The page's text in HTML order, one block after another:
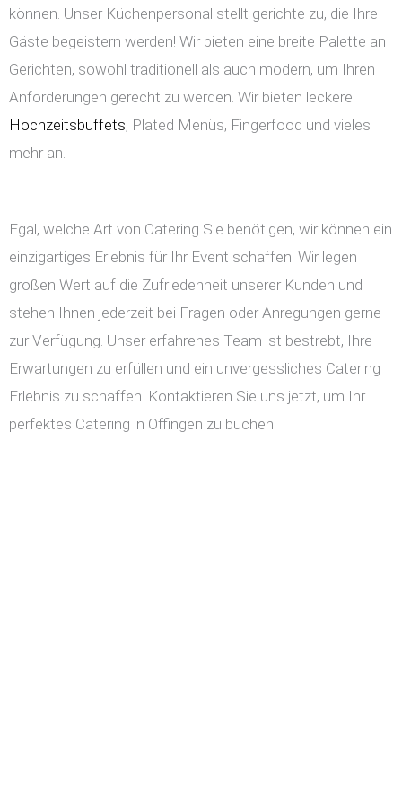
können. Unser Küchenpersonal stellt gerichte zu, die Ihre
Gäste begeistern werden! Wir bieten eine breite Palette an
Gerichten, sowohl traditionell als auch modern, um Ihren
Anforderungen gerecht zu werden. Wir bieten leckere
Hochzeitsbuffets, Plated Menüs, Fingerfood und vieles
mehr an.
Egal, welche Art von Catering Sie benötigen, wir können ein
einzigartiges Erlebnis für Ihr Event schaffen. Wir legen
großen Wert auf die Zufriedenheit unserer Kunden und
stehen Ihnen jederzeit bei Fragen oder Anregungen gerne
zur Verfügung. Unser erfahrenes Team ist bestrebt, Ihre
Erwartungen zu erfüllen und ein unvergessliches Catering
Erlebnis zu schaffen. Kontaktieren Sie uns jetzt, um Ihr
perfektes Catering in Offingen zu buchen!